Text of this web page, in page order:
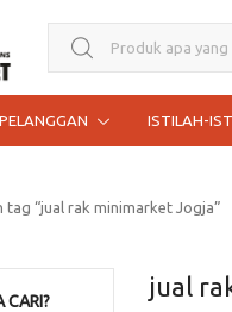
Search for:
PELANGGAN ISTILAH-
tag “jual rak minimarket Jogja”
jual
CARI?